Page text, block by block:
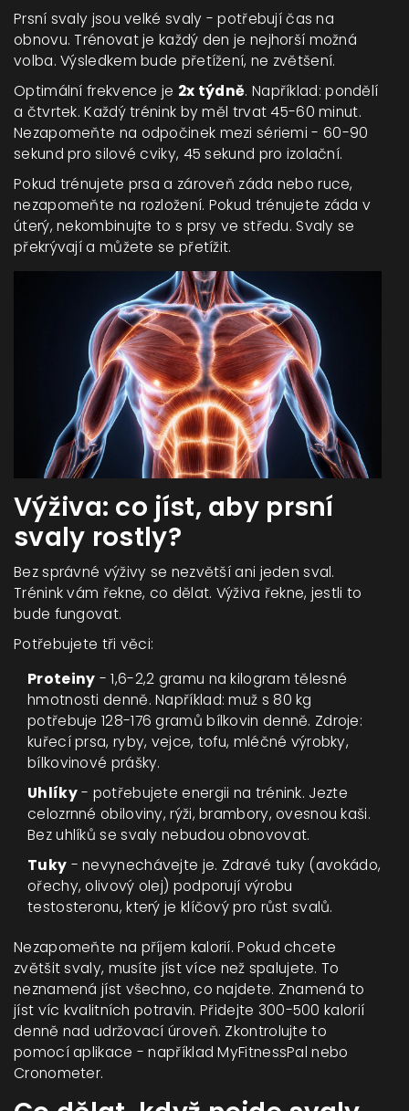
Prsní svaly jsou velké svaly - potřebují čas na
obnovu. Trénovat je každý den je nejhorší možná
volba. Výsledkem bude přetížení, ne zvětšení.
Optimální frekvence je 2x týdně. Například: pondělí
a čtvrtek. Každý trénink by měl trvat 45-60 minut.
Nezapomeňte na odpočinek mezi sériemi - 60-90
sekund pro silové cviky, 45 sekund pro izolační.
Pokud trénujete prsa a zároveň záda nebo ruce,
nezapomeňte na rozložení. Pokud trénujete záda v
úterý, nekombinujte to s prsy ve středu. Svaly se
překrývají a můžete se přetížit.
Výživa: co jíst, aby prsní
svaly rostly?
Bez správné výživy se nezvětší ani jeden sval.
Trénink vám řekne, co dělat. Výživa řekne, jestli to
bude fungovat.
Potřebujete tři věci:
Proteiny - 1,6-2,2 gramu na kilogram tělesné
hmotnosti denně. Například: muž s 80 kg
potřebuje 128-176 gramů bílkovin denně. Zdroje:
kuřecí prsa, ryby, vejce, tofu, mléčné výrobky,
bílkovinové prášky.
Uhlíky- potřebujete energii na trénink. Jezte
celozrnné obiloviny, rýži, brambory, ovesnou kaši.
Bez uhlíků se svaly nebudou obnovovat.
Tuky - nevynechávejte je. Zdravé tuky (avokádo,
ořechy, olivový olej) podporují výrobu
testosteronu, který je klíčový pro růst svalů.
Nezapomeňte na příjem kalorií. Pokud chcete
zvětšit svaly, musíte jíst více než spalujete. To
neznamená jíst všechno, co najdete. Znamená to
jíst víc kvalitních potravin. Přidejte 300-500 kalorií
denně nad udržovací úroveň. Zkontrolujte to
pomocí aplikace - například MyFitnessPal nebo
Cronometer.